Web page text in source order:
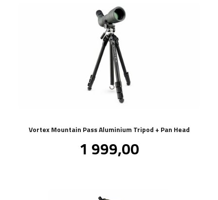
Vortex Mountain Pass Aluminium Tripod + Pan Head
Pris
1 999,00mva.